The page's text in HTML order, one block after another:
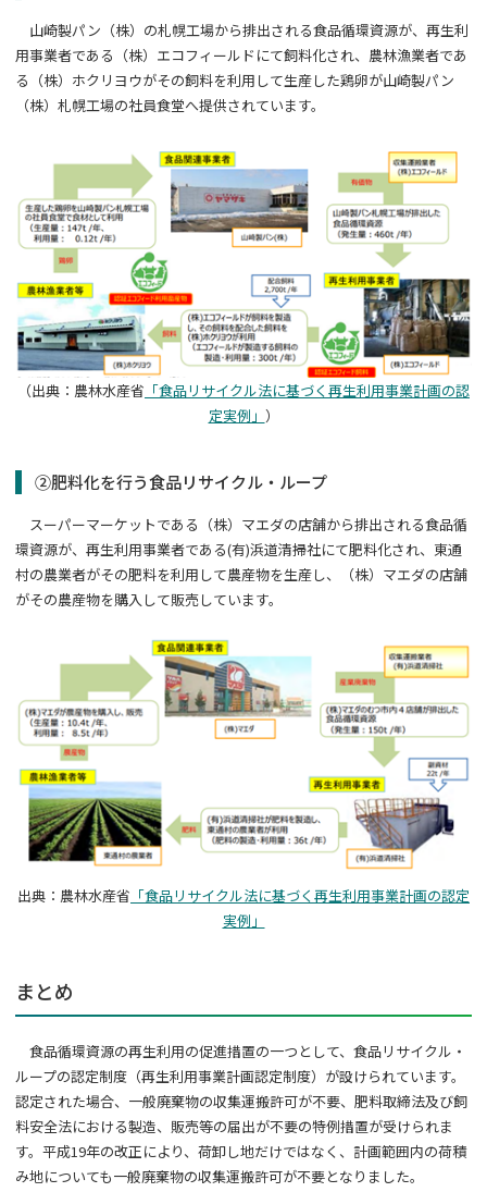
山崎製パン（株）の札幌工場から排出される食品循環資源が、再生利
用事業者である（株）エコフィールドにて飼料化され、農林漁業者であ
る（株）ホクリヨウがその飼料を利用して生産した鶏卵が山崎製パン
（株）札幌工場の社員食堂へ提供されています。
（出典：農林水産省 「食品リサイクル法に基づく再生利用事業計画の認
定実例」 ）
②肥料化を行う食品リサイクル・ループ
スーパーマーケットである（株）マエダの店舗から排出される食品循
環資源が、再生利用事業者である(有)浜道清掃社にて肥料化され、東通
村の農業者がその肥料を利用して農産物を生産し、（株）マエダの店舗
がその農産物を購入して販売しています。
出典：農林水産省 「食品リサイクル法に基づく再生利用事業計画の認定
実例」
まとめ
食品循環資源の再生利用の促進措置の一つとして、食品リサイクル・
ループの認定制度（再生利用事業計画認定制度）が設けられています。
認定された場合、一般廃棄物の収集運搬許可が不要、肥料取締法及び飼
料安全法における製造、販売等の届出が不要の特例措置が受けられま
す。平成19年の改正により、荷卸し地だけではなく、計画範囲内の荷積
み地についても一般廃棄物の収集運搬許可が不要となりました。